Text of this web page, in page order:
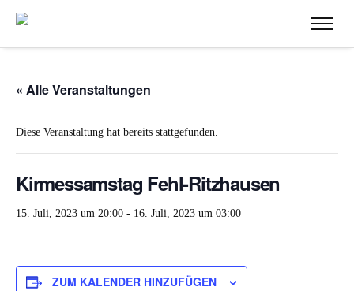
« Alle Veranstaltungen
Diese Veranstaltung hat bereits stattgefunden.
Kirmessamstag Fehl-Ritzhausen
15. Juli, 2023 um 20:00 - 16. Juli, 2023 um 03:00
ZUM KALENDER HINZUFÜGEN